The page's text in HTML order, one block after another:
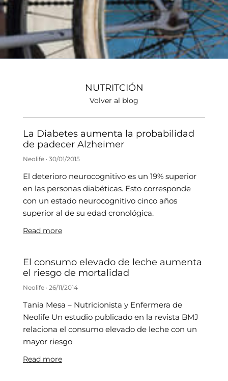
NUTRITCIÓN
Volver al blog
La Diabetes aumenta la probabilidad
de padecer Alzheimer
Neolife 30/01/2015
El deterioro neurocognitivo es un 19% superior
en las personas diabéticas. Esto corresponde
con un estado neurocognitivo cinco años
superior al de su edad cronológica.
Read more
El consumo elevado de leche aumenta
el riesgo de mortalidad
Neolife 26/11/2014
Tania Mesa – Nutricionista y Enfermera de
Neolife Un estudio publicado en la revista BMJ
relaciona el consumo elevado de leche con un
mayor riesgo
Read more